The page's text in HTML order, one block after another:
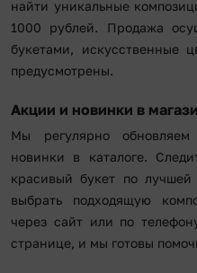
найти уникальные
1000 рублей. Продажа
букетами, искусственные
предусмотрены.
Акции и новинки в
Мы регулярно
новинки в каталоге.
красивый букет по лучшей
выбрать подходящую
через сайт или по
странице, и мы готовы